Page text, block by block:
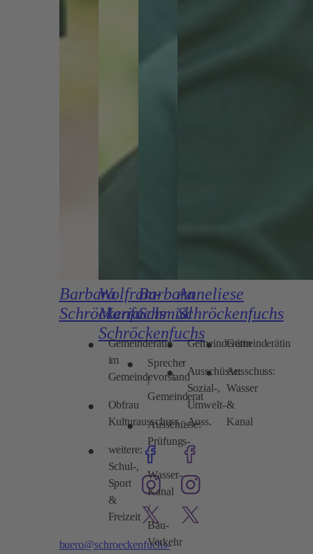
Barbara
Schröckenfuchs
Gemeinderätin
im
Gemeindevorstand
Obfrau
Kulturausschuss
weitere:
Schul-,
Sport
&
Freizeit
buero@schroeckenfuchs-
Wolfram-
Maria
Schröckenfuchs
Sprecher
|
Gemeinderat
Ausschüsse:
Prüfungs-
/
Wasser-
Kanal
/
Bau-
Verkehr
Barbara
Schmidl
Gemeinderätin
Ausschüsse:
Sozial-,
Umwelt-
Auss.
Anneliese
Schröckenfuchs
Gemeinderätin
Ausschuss:
Wasser
&
Kanal